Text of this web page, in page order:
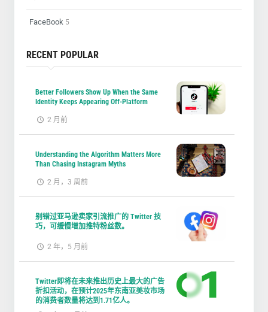
FaceBook 5
RECENT POPULAR
Better Followers Show Up When the Same
Identity Keeps Appearing Off-Platform
2 月前
Understanding the Algorithm Matters More
Than Chasing Instagram Myths
2 月，3 周前
别错过亚马逊卖家引流推广的 Twitter 技
巧，可缓慢增加推特粉丝数。
2 年，5 月前
Twitter即将在未来推出历史上最大的广告
折扣活动，在预计2025年东南亚美妆市场
的消费者数量将达到1.71亿人。